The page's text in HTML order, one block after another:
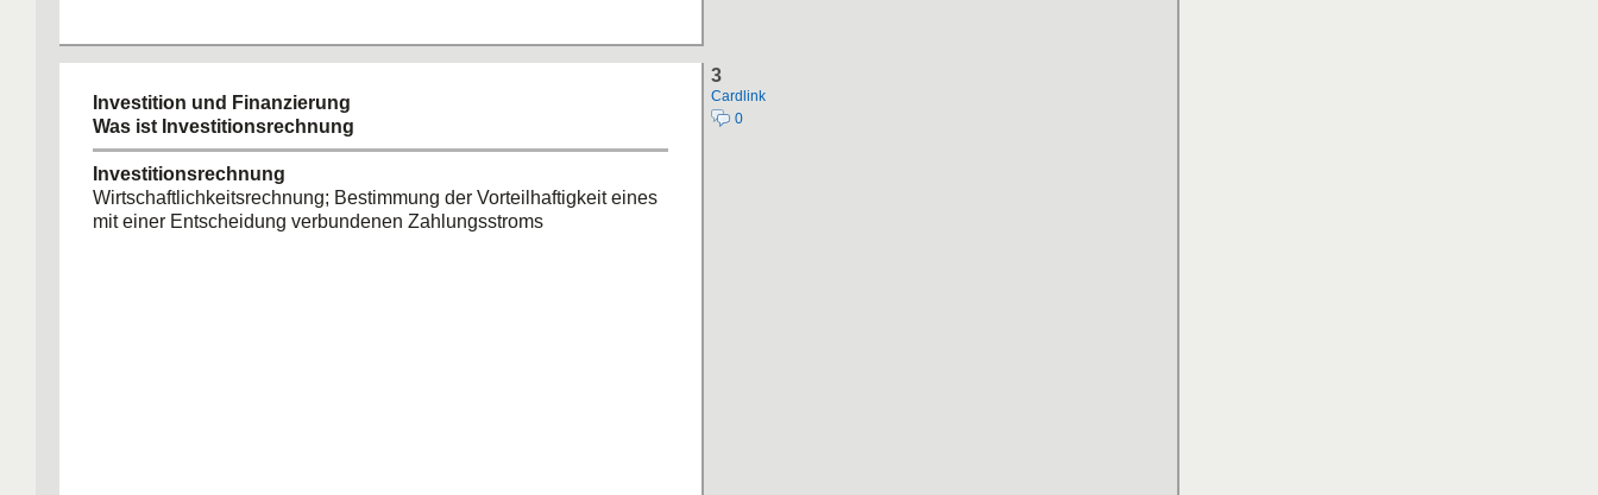
3
Cardlink
0
Investition und Finanzierung
Was ist Investitionsrechnung
Investitionsrechnung
Wirtschaftlichkeitsrechnung; Bestimmung der Vorteilhaftigkeit eines
mit einer Entscheidung verbundenen Zahlungsstroms